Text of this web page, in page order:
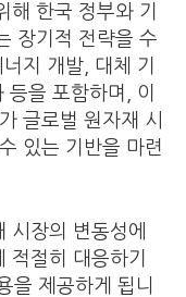
해 한국 정부와 기
장기적 전략을 수
지 개발, 대체 기
을 포함하며, 이
글로벌 원자재 시
있는 기반을 마련
장의 변동성에
적절히 대응하기
을 제공하게 됩니